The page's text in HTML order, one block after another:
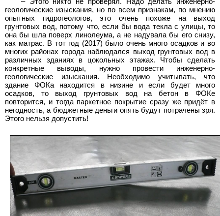
геологические изыскания, но по всем признакам, по мнению
опытных гидрогеологов, это очень похоже на выход
грунтовых вод, потому что, если бы вода текла с улицы, то
она бы шла поверх линолеума, а не надувала бы его снизу,
как матрас. В тот год (2017) было очень много осадков и во
многих районах города наблюдался выход грунтовых вод в
различных зданиях в цокольных этажах. Чтобы сделать
конкретные выводы, нужно провести инженерно-
геологические изыскания. Необходимо учитывать, что
здание ФОКа находится в низине и если будет много
осадков, то выход грунтовых вод на бетон в ФОКе
повторится, и тогда паркетное покрытие сразу же придёт в
негодность, а бюджетные деньги опять будут потрачены зря.
Этого нельзя допустить!